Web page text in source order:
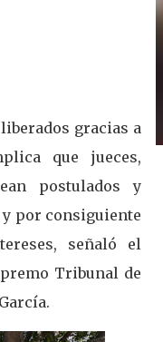
gracias a
que jueces,
postulados y
por consiguiente
señaló el
Tribunal de